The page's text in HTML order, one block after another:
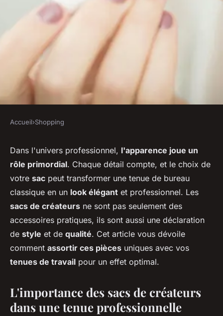
SHOPPING
Quels sont les secrets pour
assortir des sacs de créateurs
avec des tenues de bureau?
Luna•30 juin 2024•6 min de lecture
Accueil›Shopping
Dans l'univers professionnel, l'apparence joue un
rôle primordial. Chaque détail compte, et le choix de
votre sac peut transformer une tenue de bureau
classique en un look élégant et professionnel. Les
sacs de créateurs ne sont pas seulement des
accessoires pratiques, ils sont aussi une déclaration
de style et de qualité. Cet article vous dévoile
comment assortir ces pièces uniques avec vos
tenues de travail pour un effet optimal.
L'importance des sacs de créateurs
dans une tenue professionnelle